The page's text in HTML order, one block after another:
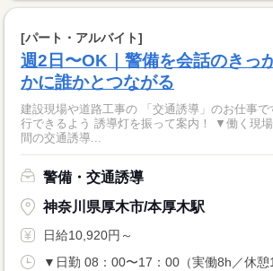
[パート・アルバイト]
週2日〜OK｜警備を会話のきっ
かに誰かとつながる
建設現場や道路工事の 「交通誘導」のお仕事です。 歩行者や
行できるよう 誘導灯を振って案内！ ▼働く現場は... 【住宅を建てる
間の交通誘導...
警備・交通誘導
神奈川県厚木市/本厚木駅
日給10,920円～
▼日勤 08：00〜17：00（実働8h／休憩